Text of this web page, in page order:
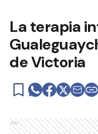
La terapia
de Victoria
Ads